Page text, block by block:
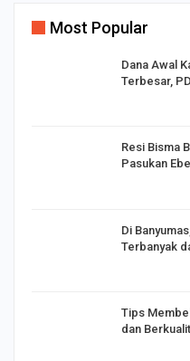
Most Popular
Dana Awal
Terbesar,
Resi Bisma
Pasukan
Di
Terbanyak
Tips
dan